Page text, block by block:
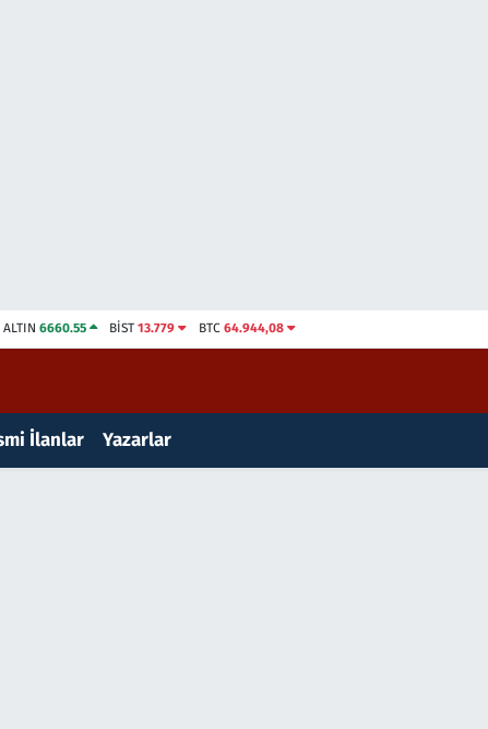
ALTIN 6660.55 BİST13.779 BTC 64.944,08
İlanlar Yazarlar